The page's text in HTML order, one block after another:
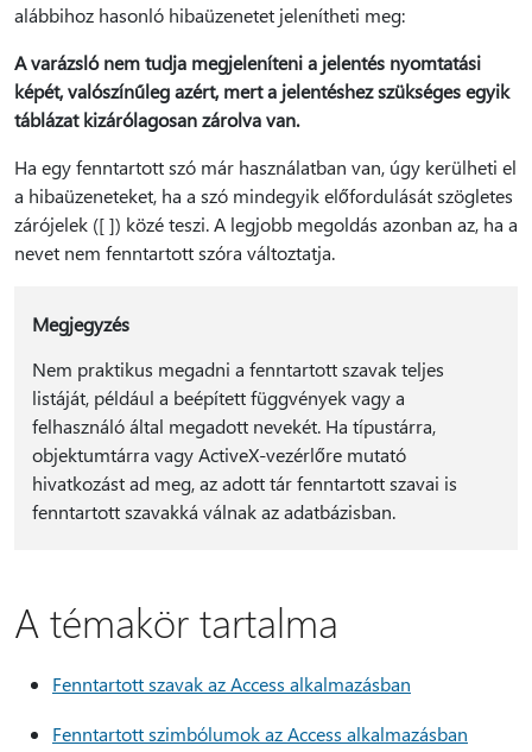
alábbihoz hasonló hibaüzenetet jelenítheti meg:
A varázsló nem tudja megjeleníteni a jelentés nyomtatási
képét, valószínűleg azért, mert a jelentéshez szükséges egyik
táblázat kizárólagosan zárolva van.
Ha egy fenntartott szó már használatban van, úgy kerülheti el
a hibaüzeneteket, ha a szó mindegyik előfordulását szögletes
zárójelek ([ ]) közé teszi. A legjobb megoldás azonban az, ha a
nevet nem fenntartott szóra változtatja.
Megjegyzés
Nem praktikus megadni a fenntartott szavak teljes
listáját, például a beépített függvények vagy a
felhasználó által megadott nevekét. Ha típustárra,
objektumtárra vagy ActiveX-vezérlőre mutató
hivatkozást ad meg, az adott tár fenntartott szavai is
fenntartott szavakká válnak az adatbázisban.
A témakör tartalma
Fenntartott szavak az Access alkalmazásban
Fenntartott szimbólumok az Access alkalmazásban